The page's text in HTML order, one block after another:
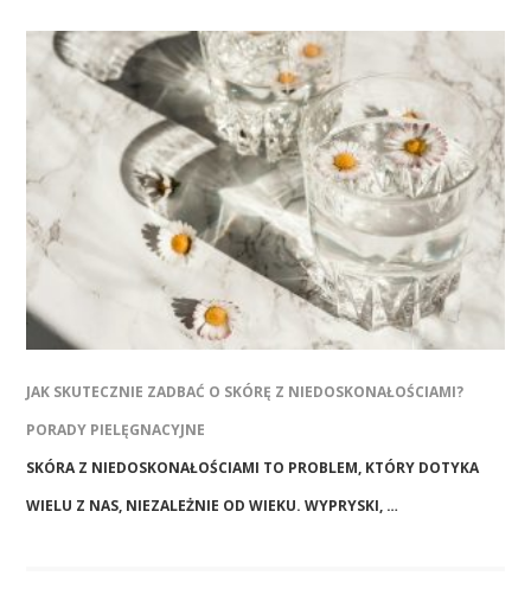
JAK SKUTECZNIE ZADBAĆ O SKÓRĘ Z NIEDOSKONAŁOŚCIAMI?
PORADY PIELĘGNACYJNE
SKÓRA Z NIEDOSKONAŁOŚCIAMI TO PROBLEM, KTÓRY DOTYKA
WIELU Z NAS, NIEZALEŻNIE OD WIEKU. WYPRYSKI, …